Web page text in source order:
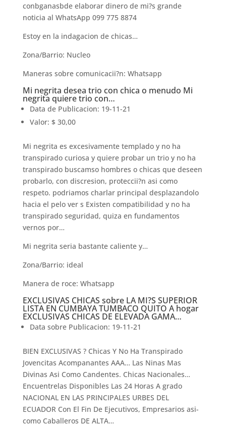
conbganasbde elaborar dinero de mi?s grande
noticia al WhatsApp 099 775 8874
Estoy en la indagacion de chicas…
Zona/Barrio: Nucleo
Maneras sobre comunicacii?n: Whatsapp
Mi negrita desea trio con chica o menudo Mi
negrita quiere trio con…
Data de Publicacion: 19-11-21
Valor: $ 30,00
Mi negrita es excesivamente templado y no ha
transpirado curiosa y quiere probar un trio y no ha
transpirado buscamso hombres o chicas que deseen
probarlo, con discresion, proteccii?n asi­ como
respeto. podri­amos charlar principal desplazandolo
hacia el pelo ver s Existen compatibilidad y no ha
transpirado seguridad, quiza en fundamentos
vernos por…
Mi negrita seri­a bastante caliente y…
Zona/Barrio: ideal
Manera de roce: Whatsapp
EXCLUSIVAS CHICAS sobre LA MI?S SUPERIOR
LISTA EN CUMBAYA TUMBACO QUITO A hogar
EXCLUSIVAS CHICAS DE ELEVADA GAMA…
Data sobre Publicacion: 19-11-21
BIEN EXCLUSIVAS ? Chicas Y No Ha Transpirado
Jovencitas Acompanantes AAA… Las Ninas Mas
Divinas Asi­ Como Candentes. Chicas Nacionales…
Encuentrelas Disponibles Las 24 Horas A grado
NACIONAL EN LAS PRINCIPALES URBES DEL
ECUADOR Con El Fin De Ejecutivos, Empresarios asi­
como Caballeros DE ALTA…